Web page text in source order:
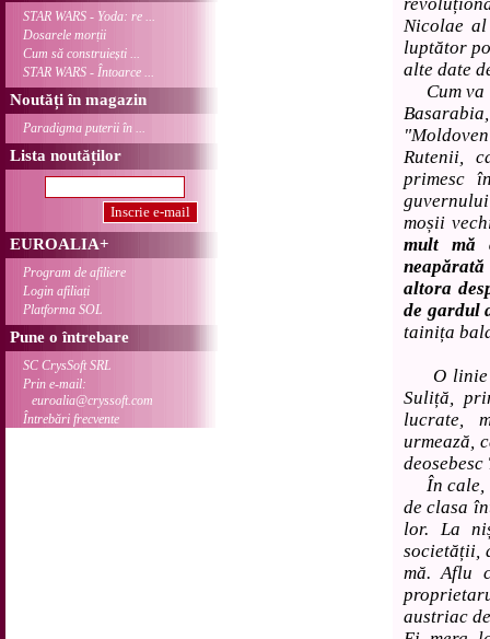
STAR WARS - Yoda: re ...
Dosarele morții
Cum să construiești ...
STAR WARS - Întoarce ...
Noutăți în magazin
Paradigma puterii în ...
Lista noutăților
EUROALIA+
Program de afiliere
Login afiliați
Platforma SOL
Pune o întrebare
SC CrysSoft SRL
Prin e-mail:
euroalia@cryssoft.com
Întrebări frecvente
Nicolae
luptător
alte date
Cum va
Rutenii,
primesc
moșii
mult mă
altora
de gardul
tainița
O linie
Suliță,
lucrate,
urmează,
În cale,
de clasa
lor. La
societății,
mă. Aflu
austriac